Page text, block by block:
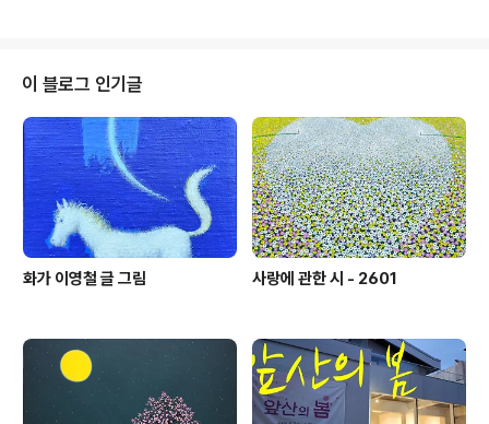
마, 예술상회 토마 동시 진행2026 화가 이영철토마갤러리
초대전 소개사각아트 매거진https://m.blog.naver.co
m/sagaknews/224243233455사진바다https://m.
blog.naver.com/foto3570/224243192402매일신
문https://m.imaeil.com/page/view/20..
이 블로그 인기글
화가 이영철 글 그림 사랑에 관한 시 - 2601